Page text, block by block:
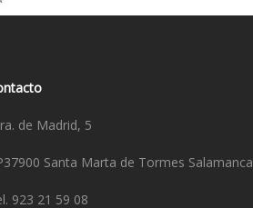
de Madrid, 5
Santa Marta de Tormes Salamanca
923 21 59 08